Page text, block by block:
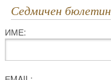
Седмичен бюлетин
ИМЕ: